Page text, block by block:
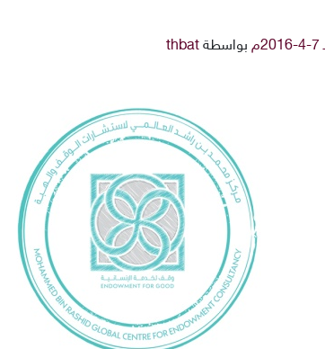
بواسطة thbat